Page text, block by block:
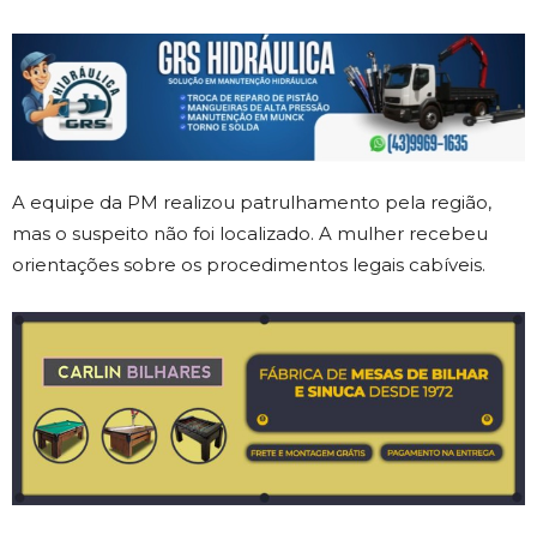
A equipe da PM realizou patrulhamento pela região,
mas o suspeito não foi localizado. A mulher recebeu
orientações sobre os procedimentos legais cabíveis.